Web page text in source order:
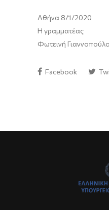
Αθήνα 8/1/2020
Η γραμματέας
Φωτεινή
Facebook